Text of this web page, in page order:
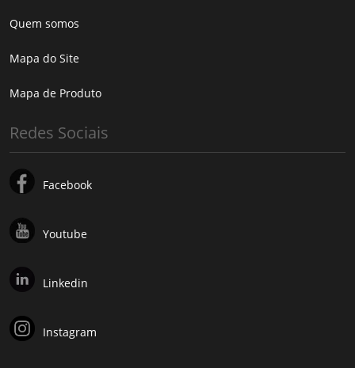
Quem somos
Mapa do Site
Mapa de Produto
Redes Sociais
Facebook
Youtube
Linkedin
Instagram